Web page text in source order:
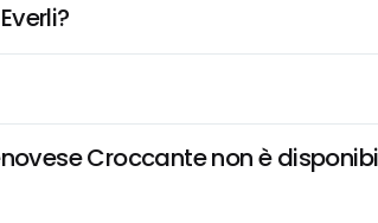
Croccante non è